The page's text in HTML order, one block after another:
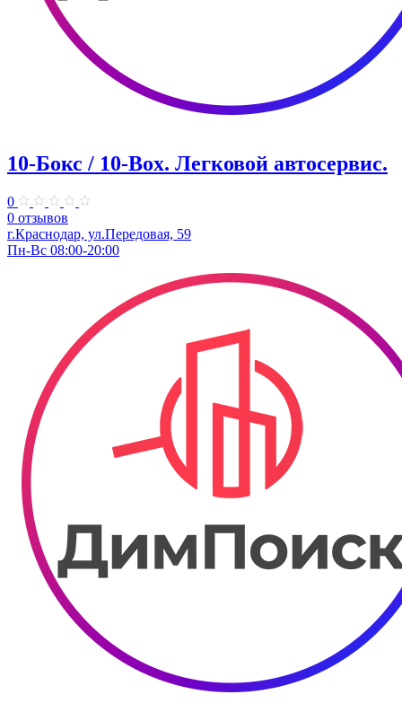
10-Бокс / 10-Box. ​Легковой автосервис.
0
0 отзывов
г.Краснодар, ул.Передовая, 59
Пн-Вс 08:00-20:00